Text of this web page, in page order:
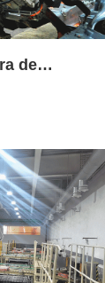
de